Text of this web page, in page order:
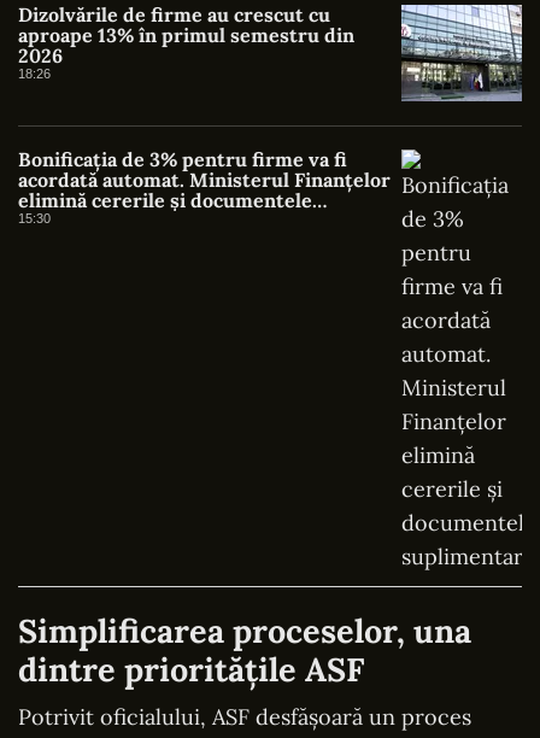
Dizolvările de firme au crescut cu
aproape 13% în primul semestru din
2026
18:26
Bonificația de 3% pentru firme va fi
acordată automat. Ministerul Finanțelor
elimină cererile și documentele
suplimentare
15:30
Simplificarea proceselor, una
dintre prioritățile ASF
Potrivit oficialului, ASF desfășoară un proces